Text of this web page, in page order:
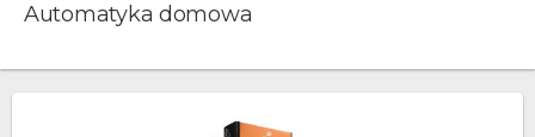
Automatyka domowa